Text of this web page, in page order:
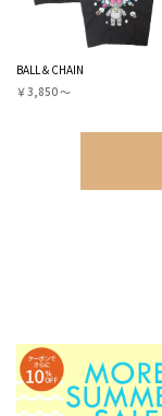
BALL＆CHAIN
￥3,850 〜